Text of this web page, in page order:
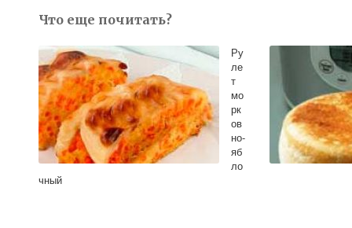
Что еще почитать?
Ру
ле
т
мо
рк
ов
но-
яб
ло
чный